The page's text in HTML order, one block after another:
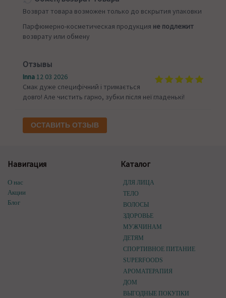
Возврат товара возможен только до вскрытия упаковки
Парфюмерно-косметическая продукция не подлежит
возврату или обмену
Отзывы
Inna 12 03 2026
Смак дуже специфічний і тримається
довго! Але чистить гарно, зубки після неї гладенькі!
ОСТАВИТЬ ОТЗЫВ
Навигация
О нас
Акции
Блог
Каталог
ДЛЯ ЛИЦА
ТЕЛО
ВОЛОСЫ
ЗДОРОВЬЕ
МУЖЧИНАМ
ДЕТЯМ
СПОРТИВНОЕ ПИТАНИЕ
SUPERFOODS
АРОМАТЕРАПИЯ
ДОМ
ВЫГОДНЫЕ ПОКУПКИ